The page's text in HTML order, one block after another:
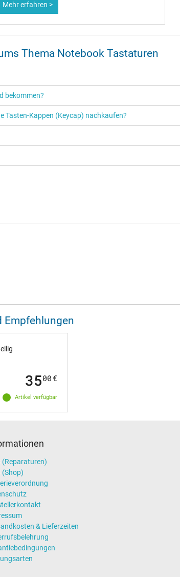
Mehr erfahren >
Thema Notebook Tastaturen
bekommen?
Tasten-Kappen (Keycap) nachkaufen?
Empfehlungen
Artikel verfügbar
3500 €
(Reparaturen)
(Shop)
& Lieferzeiten